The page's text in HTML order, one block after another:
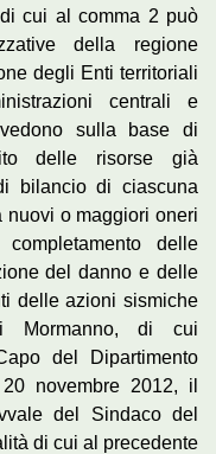
cui al comma 2 può
della regione
degli Enti territoriali
centrali e
sulla base di
delle risorse già
bilancio di ciascuna
nuovi o maggiori oneri
delle
del danno e delle
delle azioni sismiche
Mormanno, di cui
del Dipartimento
novembre 2012, il
del Sindaco del
di cui al precedente